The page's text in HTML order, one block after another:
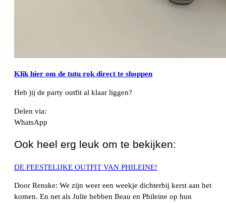
Klik hier om de tutu rok direct te shoppen
Heb jij de party outfit al klaar liggen?
Delen via:
WhatsApp
Ook heel erg leuk om te bekijken:
DE FEESTELIJKE OUTFIT VAN PHILEINE!
Door Renske: We zijn weer een weekje dichterbij kerst aan het
komen. En net als Julie hebben Beau en Phileine op hun